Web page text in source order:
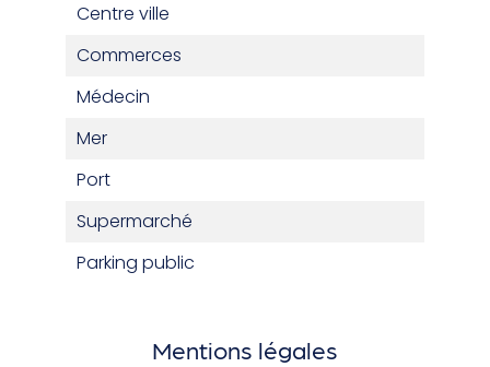
Centre ville
Commerces
Médecin
Mer
Port
Supermarché
Parking public
Mentions légales